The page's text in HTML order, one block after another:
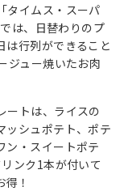
タイムス・スーパ
は、日替わりのプ
は行列ができること
ジュー焼いたお肉
ートは、ライスの
ッシュポテト、ポテ
ン・スイートポテ
ンク1本が付いて
！